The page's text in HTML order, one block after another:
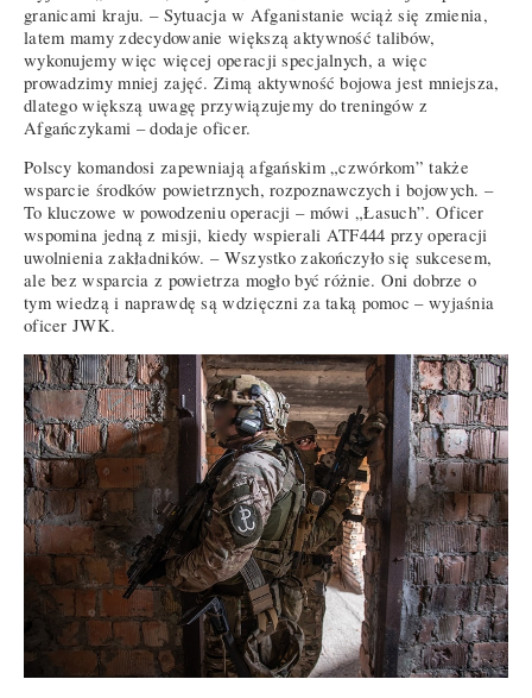
granicami kraju. – Sytuacja w Afganistanie wciąż się zmienia,
latem mamy zdecydowanie większą aktywność talibów,
wykonujemy więc więcej operacji specjalnych, a więc
prowadzimy mniej zajęć. Zimą aktywność bojowa jest mniejsza,
dlatego większą uwagę przywiązujemy do treningów z
Afgańczykami – dodaje oficer.
Polscy komandosi zapewniają afgańskim „czwórkom” także
wsparcie środków powietrznych, rozpoznawczych i bojowych. –
To kluczowe w powodzeniu operacji – mówi „Łasuch”. Oficer
wspomina jedną z misji, kiedy wspierali ATF444 przy operacji
uwolnienia zakładników. – Wszystko zakończyło się sukcesem,
ale bez wsparcia z powietrza mogło być różnie. Oni dobrze o
tym wiedzą i naprawdę są wdzięczni za taką pomoc – wyjaśnia
oficer JWK.